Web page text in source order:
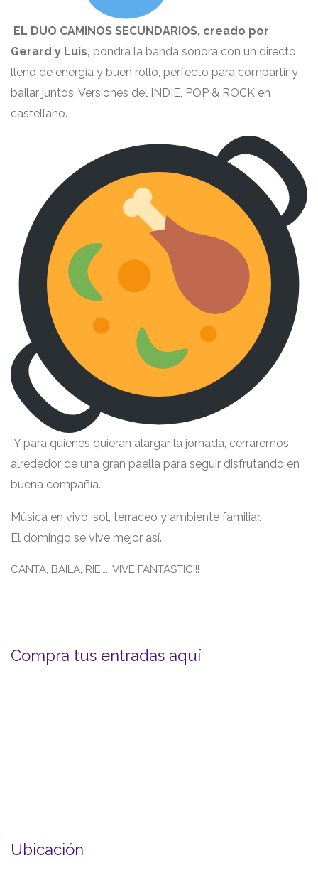
EL DUO CAMINOS SECUNDARIOS, creado por
Gerard y Luis, pondrá la banda sonora con un directo
lleno de energía y buen rollo, perfecto para compartir y
bailar juntos. Versiones del INDIE, POP & ROCK en
castellano.
Y para quienes quieran alargar la jornada, cerraremos
alrededor de una gran paella para seguir disfrutando en
buena compañía.
Música en vivo, sol, terraceo y ambiente familiar.
El domingo se vive mejor así.
CANTA, BAILA, RIE…., VIVE FANTASTIC!!!
Compra tus entradas aquí
Ubicación